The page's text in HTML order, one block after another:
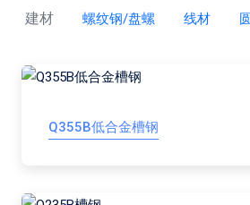
建材 螺纹钢/盘螺 线材
Q355B低合金槽钢